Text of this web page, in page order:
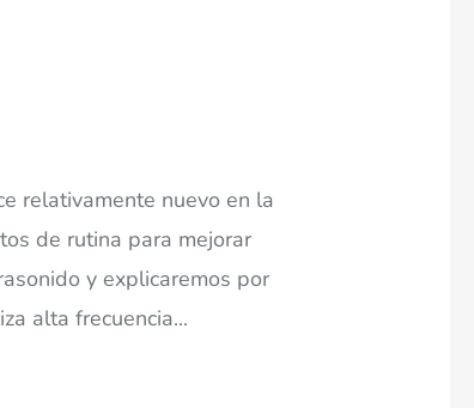
relativamente nuevo en la
de rutina para mejorar
y explicaremos por
alta frecuencia...